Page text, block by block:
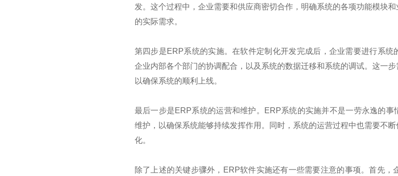
发。这个过程中，企业需要和供应商密切合作，明确系统的各项功能模块
的实际需求。
第四步是ERP系统的实施。在软件定制化开发完成后，企业需要进行系统
企业内部各个部门的协调配合，以及系统的数据迁移和系统的调试。这一
以确保系统的顺利上线。
最后一步是ERP系统的运营和维护。 ERP系统的实施并不是一劳永逸的事
维护，以确保系统能够持续发挥作用。同时，系统的运营过程中也需要不
化。
除了上述的关键步骤外， ERP软件实施还有一些需要注意的事项。首先，